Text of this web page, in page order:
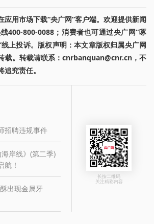
应用市场下载“央广网”客户端。欢迎提供新闻
400-800-0088；消费者也可通过央广网“啄
上投诉。版权声明：本文章版权归属央广网
载。转载请联系：cnrbanquan@cnr.cn，不
究责任。
招聘违规事件
岸线》(第二季)
航！
出现金属牙
长按二维码
关注精彩内容